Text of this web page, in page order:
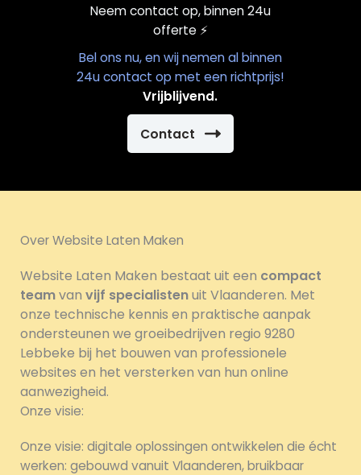
Neem contact op, binnen 24u
offerte⚡️
Bel ons nu, en wij nemen al binnen
24u contact op met een richtprijs!
Vrijblijvend.
Contact
Over Website Laten Maken
Website Laten Maken bestaat uit een compact
teamvan vijf specialistenuit Vlaanderen. Met
onze technische kennis en praktische aanpak
ondersteunen we groeibedrijven regio 9280
Lebbeke bij het bouwen van professionele
websites en het versterken van hun online
aanwezigheid.
Onze visie:
Onze visie: digitale oplossingen ontwikkelen die écht
werken: gebouwd vanuit Vlaanderen, bruikbaar